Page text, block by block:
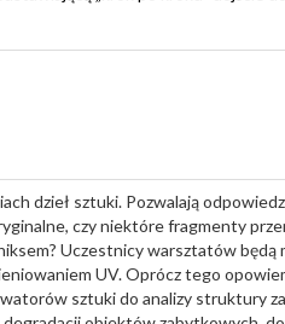
dzieł sztuki. Pozwalają
czy niektóre fragmenty
Uczestnicy warsztatów będą
UV. Oprócz tego
sztuki do analizy struktury